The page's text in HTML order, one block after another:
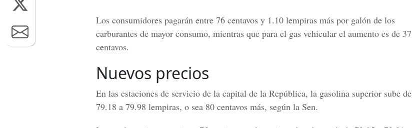
Los consumidores pagarán entre 76 centavos y 1.10 lempiras más por galón de los
carburantes de mayor consumo, mientras que para el gas vehicular el aumento es de 37
centavos.
Nuevos precios
En las estaciones de servicio de la capital de la República, la gasolina superior sube de
79.18 a 79.98 lempiras, o sea 80 centavos más, según la Sen.